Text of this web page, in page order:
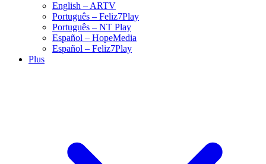
English – ARTV
Português – Feliz7Play
Português – NT Play
Español – HopeMedia
Español – Feliz7Play
Plus